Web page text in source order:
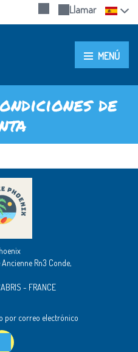
Llamar
MENÚ
de
Rn3 Conde,
- FRANCE
por correo electrónico